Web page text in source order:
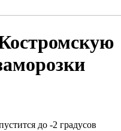
до -2 градусов